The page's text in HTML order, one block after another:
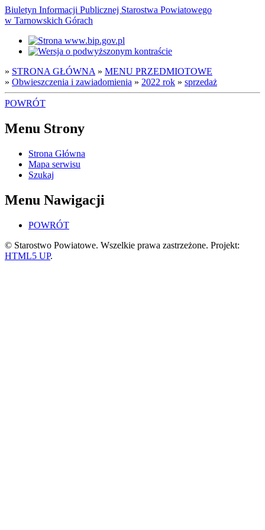
Biuletyn Informacji Publicznej Starostwa Powiatowego
w Tarnowskich Górach
» STRONA GŁÓWNA » MENU PRZEDMIOTOWE
» Obwieszczenia i zawiadomienia » 2022 rok » sprzedaż
POWRÓT
Menu Strony
Strona Główna
Mapa serwisu
Szukaj
Menu Nawigacji
POWRÓT
© Starostwo Powiatowe. Wszelkie prawa zastrzeżone. Projekt:
HTML5 UP.